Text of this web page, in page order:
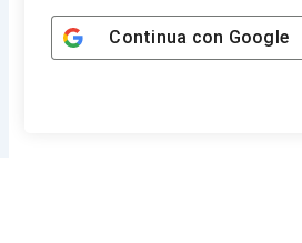
Continua con Google